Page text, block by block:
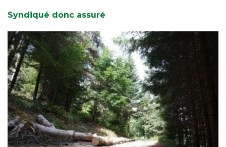
Syndiqué donc assuré